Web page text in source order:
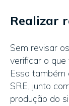
Realizar
Sem revisar
verificar o que
Essa também
SRE, junto
produção do